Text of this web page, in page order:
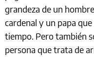
grandeza de un
cardenal y un papa
tiempo. Pero también
persona que trata de